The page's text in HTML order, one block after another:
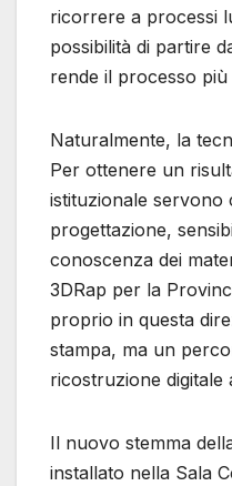
ricorrere a processi
possibilità di partire
rende il processo
Naturalmente, la
Per ottenere un
istituzionale servono
progettazione,
conoscenza dei
3DRap per la
proprio in questa
stampa, ma un
ricostruzione digitale
Il nuovo stemma
installato nella Sala